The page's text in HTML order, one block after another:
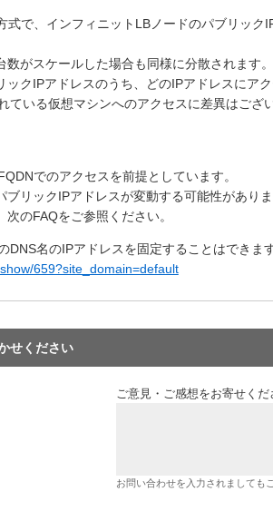
式で、インフィニットLBノードのパブリック
数がスケールした場合も同様に分散されます。
ックIPアドレスのうち、どのIPアドレスにア
ている仮想マシンへのアクセスに差異はござ
でのアクセスを前提としています。
リックIPアドレスが変動する可能性がありま
のFAQをご参照ください。
DNS名のIPアドレスを固定することはできま
659?site_domain=default
せください
ご意見・ご感想をお寄せくだ
お問い合わせを入力されましても